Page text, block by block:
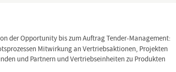
der Opportunity bis zum Auftrag Tender-Management:
Mitwirkung an Vertriebsaktionen, Projekten
und Partnern und Vertriebseinheiten zu Produkten